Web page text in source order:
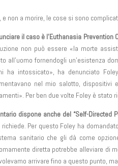
e non a morire, le cose si sono
il caso è l’Euthanasia Prevention
non può essere «la morte
all’uomo fornendogli un’esistenza
ha intossicato», ha denunciato
nel mio salotto,
Per ben due volte Foley è stato
dispone anche del “Self-Directed
richiede. Per questo Foley ha
sanitario che gli dà come
diretta potrebbe alleviare di
arrivare fino a questo punto,